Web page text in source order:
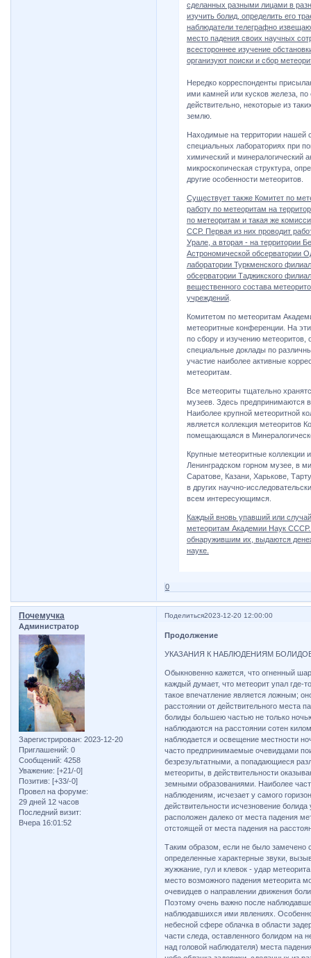
сделанных разными лицами в
изучить болид, определить его
наблюдатели телеграфно
место падения своих научных
всестороннее изучение
организуют поиски и сбор
Нередко корреспонденты
ими камней или кусков железа,
действительно, некоторые из
землю.
Находимые на территории нашей
специальных лабораториях при
химический и минералогический
микроскопическая структура,
другие особенности метеоритов.
Существует также Комитет по
работу по метеоритам на
по метеоритам и такая же
ССР. Первая из них проводит
Урале, а вторая - на территории
Астрономической обсерватории
лаборатории Туркменского
обсерватории Таджикского
вещественного состава
учреждений.
Комитетом по метеоритам
метеоритные конференции. На
по сбору и изучению
специальные доклады по
участие наиболее активные
метеоритам.
Все метеориты тщательно
музеев. Здесь предпринимаются
Наиболее крупной метеоритной
является коллекция метеоритов
помещающаяся в
Крупные метеоритные коллекции
Ленинградском горном музее, в
Саратове, Казани, Харькове,
в других научно-
всем интересующимся.
Каждый вновь упавший или
метеоритам Академии Наук
обнаружившим их, выдаются
науке.
0
Поделиться2023-12-20 12:00:00
Почемучка
Администратор
Зарегистрирован: 2023-12-20
Приглашений: 0
Сообщений: 4258
Уважение: [+21/-0]
Позитив: [+33/-0]
Провел на форуме:
29 дней 12 часов
Последний визит:
Вчера 16:01:52
Продолжение
УКАЗАНИЯ К НАБЛЮДЕНИЯМ
Обыкновенно кажется, что огненный
каждый думает, что метеорит упал где-
такое впечатление является ложным;
расстоянии от действительного места
болиды большею частью не только
наблюдаются на расстоянии сотен
наблюдается и освещение местности
часто предпринимаемые очевидцами
безрезультатными, а попадающиеся
метеориты, в действительности
земными образованиями. Наиболее
наблюдениям, исчезает у самого
действительности исчезновение
расположен далеко от места падения
отстоящей от места падения на
Таким образом, если не было
определенные характерные звуки,
жужжание, гул и клевок - удар
место возможного падения метеорита
очевидцев о направлении движения
Поэтому очень важно после
наблюдавшихся ими явлениях.
небесной сфере облачка в области
части следа, оставленного болидом на
над головой наблюдателя) места